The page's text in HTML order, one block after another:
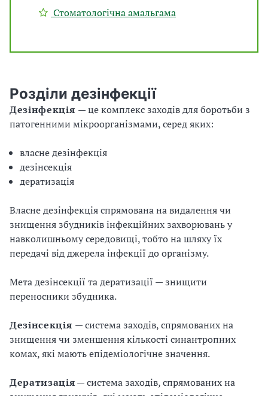
Стоматологічна амальгама
Розділи дезінфекції
Дезінфекція — це комплекс заходів для боротьби з
патогенними мікроорганізмами, серед яких:
власне дезінфекція
дезінсекція
дератизація
Власне дезінфекція спрямована на видалення чи
знищення збудників інфекційних захворювань у
навколишньому середовищі, тобто на шляху їх
передачі від джерела інфекції до організму.
Мета дезінсекції та дератизації — знищити
переносники збудника.
Дезінсекція — система заходів, спрямованих на
знищення чи зменшення кількості синантропних
комах, які мають епідеміологічне значення.
Дератизація— система заходів, спрямованих на